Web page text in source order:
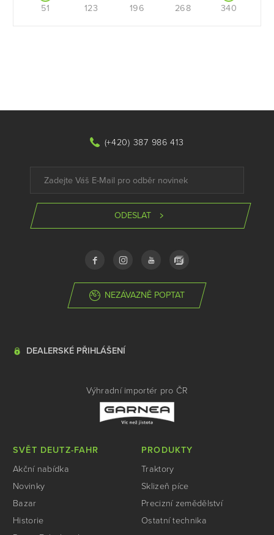
51 123 196 268 340
(+420) 387 986 413
ODESLAT
NEZÁVAZNĚ POPTAT
DEALERSKÉ PŘIHLÁŠENÍ
Výhradní importér pro ČR
SVĚT DEUTZ-FAHR
Akční nabídka
Novinky
Bazar
Historie
PRODUKTY
Traktory
Sklizeň píce
Precizní zemědělství
Ostatní technika